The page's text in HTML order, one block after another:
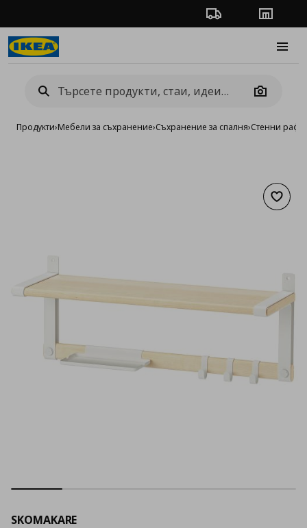
Проследяване на
Camera
Продукти›Мебели за съхранение›Съхранение за спалня›Стенни
SKOMAKARE